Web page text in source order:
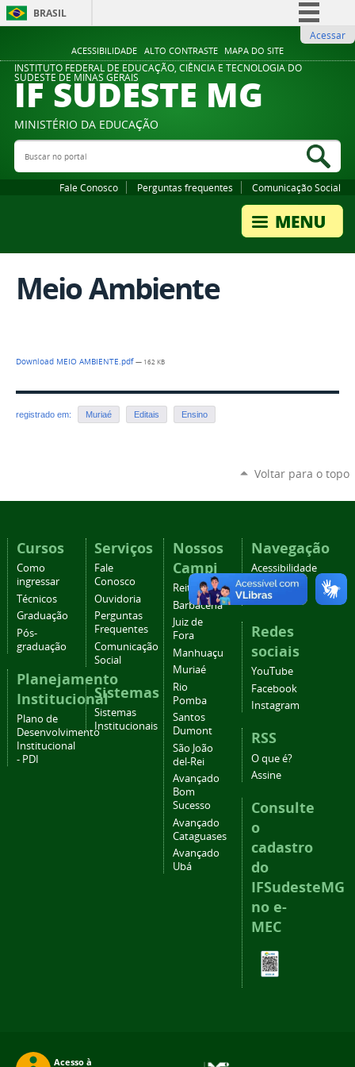
ACESSIBILIDADE ALTO CONTRASTE MAPA DO SITE
BRASIL
Comunica BR
Participe
Legislação
Acessar
INSTITUTO FEDERAL DE EDUCAÇÃO, CIÊNCIA E TECNOLOGIA DO
SUDESTE DE MINAS GERAIS
IF SUDESTE MG
MINISTÉRIO DA EDUCAÇÃO
Buscar no portal
Fale Conosco Perguntas frequentes Comunicação Social
Meio Ambiente
Download MEIO AMBIENTE.pdf— 162 KB
registrado em: Muriaé Editais Ensino
Voltar para o topo
Cursos
Como
ingressar
Técnicos
Graduação
Pós-
graduação
Planejamento
Institucional
Plano de
Desenvolvimento
Institucional
- PDI
Serviços
Fale
Conosco
Ouvidoria
Perguntas
Frequentes
Comunicação
Social
Sistemas
Sistemas
Institucionais
Nossos
Campi
Reitoria
Barbacena
Juiz de
Fora
Manhuaçu
Muriaé
Rio
Pomba
Santos
Dumont
São João
del-Rei
Avançado
Bom
Sucesso
Avançado
Cataguases
Avançado
Ubá
Navegação
Acessibilidade
Mapa do
site
Redes
sociais
YouTube
Facebook
Instagram
RSS
O que é?
Assine
Consulte
o
cadastro
do
IFSudesteMG
no e-
MEC